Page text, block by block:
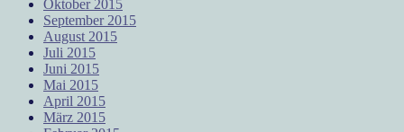
Oktober 2015
September 2015
August 2015
Juli 2015
Juni 2015
Mai 2015
April 2015
März 2015